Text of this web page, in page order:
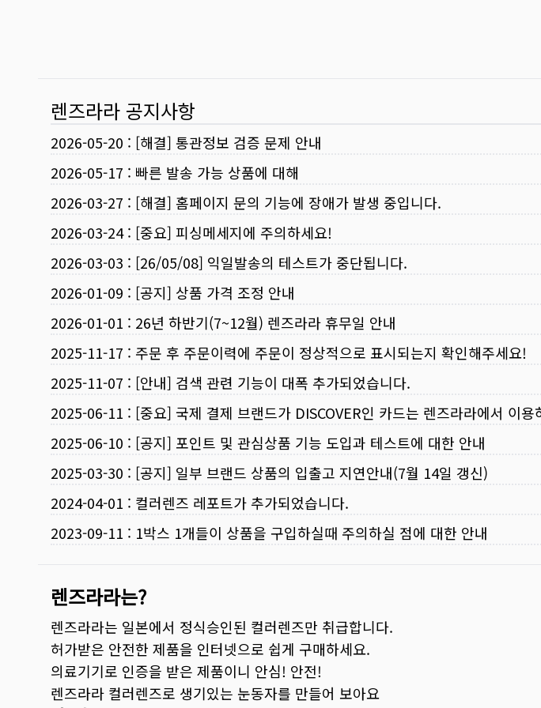
렌즈라라 공지사항
2026-05-20 : [해결] 통관정보 검증 문제 안내
2026-05-17 : 빠른 발송 가능 상품에 대해
2026-03-27 : [해결] 홈페이지 문의 기능에 장애가 발생 중입니다.
2026-03-24: [중요] 피싱메세지에 주의하세요!
2026-03-03 : [26/05/08] 익일발송의 테스트가 중단됩니다.
2026-01-09 : [공지] 상품 가격 조정 안내
2026-01-01 : 26년 하반기(7~12월) 렌즈라라 휴무일 안내
2025-11-17 : 주문 후 주문이력에 주문이 정상적으로 표시되는지 확인해주세요!
2025-11-07 : [안내] 검색 관련 기능이 대폭 추가되었습니다.
2025-06-11 : [중요] 국제 결제 브랜드가 DISCOVER인 카드는 렌즈라라에서 이용
2025-06-10 : [공지] 포인트 및 관심상품 기능 도입과 테스트에 대한 안내
2025-03-30 : [공지] 일부 브랜드 상품의 입출고 지연안내(7월 14일 갱신)
2024-04-01 : 컬러렌즈 레포트가 추가되었습니다.
2023-09-11 : 1박스 1개들이 상품을 구입하실때 주의하실 점에 대한 안내
렌즈라라는?
렌즈라라는 일본에서 정식승인된 컬러렌즈만 취급합니다.
허가받은 안전한 제품을 인터넷으로 쉽게 구매하세요.
의료기기로 인증을 받은 제품이니 안심! 안전!
렌즈라라 컬러렌즈로 생기있는 눈동자를 만들어 보아요